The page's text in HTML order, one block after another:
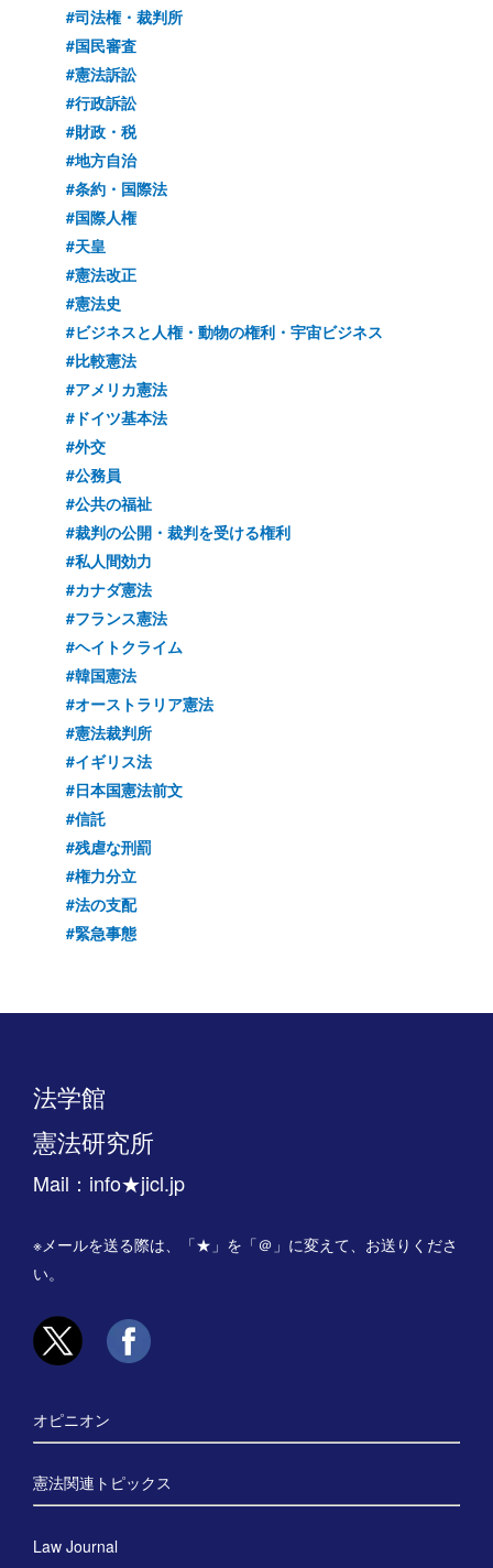
#司法権・裁判所
#国民審査
#憲法訴訟
#行政訴訟
#財政・税
#地方自治
#条約・国際法
#国際人権
#天皇
#憲法改正
#憲法史
#ビジネスと人権・動物の権利・宇宙ビジネス
#比較憲法
#アメリカ憲法
#ドイツ基本法
#外交
#公務員
#公共の福祉
#裁判の公開・裁判を受ける権利
#私人間効力
#カナダ憲法
#フランス憲法
#ヘイトクライム
#韓国憲法
#オーストラリア憲法
#憲法裁判所
#イギリス法
#日本国憲法前文
#信託
#残虐な刑罰
#権力分立
#法の支配
#緊急事態
法学館
憲法研究所
Mail：info★jicl.jp
※メールを送る際は、「★」を「＠」に変えて、お送りくださ
い。
オピニオン
憲法関連トピックス
Law Journal